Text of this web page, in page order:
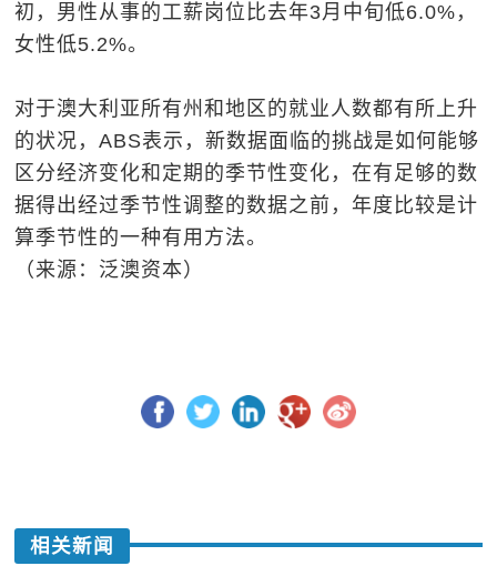
初，男性从事的工薪岗位比去年3月中旬低6.0%，
女性低5.2%。
对于澳大利亚所有州和地区的就业人数都有所上升
的状况，ABS表示，新数据面临的挑战是如何能够
区分经济变化和定期的季节性变化，在有足够的数
据得出经过季节性调整的数据之前，年度比较是计
算季节性的一种有用方法。
（来源：泛澳资本）
相关新闻